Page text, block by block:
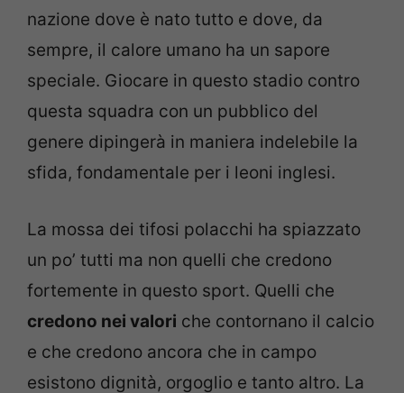
nazione dove è nato tutto e dove, da
sempre, il calore umano ha un sapore
speciale. Giocare in questo stadio contro
questa squadra con un pubblico del
genere dipingerà in maniera indelebile la
sfida, fondamentale per i leoni inglesi.
La mossa dei tifosi polacchi ha spiazzato
un po’ tutti ma non quelli che credono
fortemente in questo sport. Quelli che
credono nei valori che contornano il calcio
e che credono ancora che in campo
esistono dignità, orgoglio e tanto altro. La